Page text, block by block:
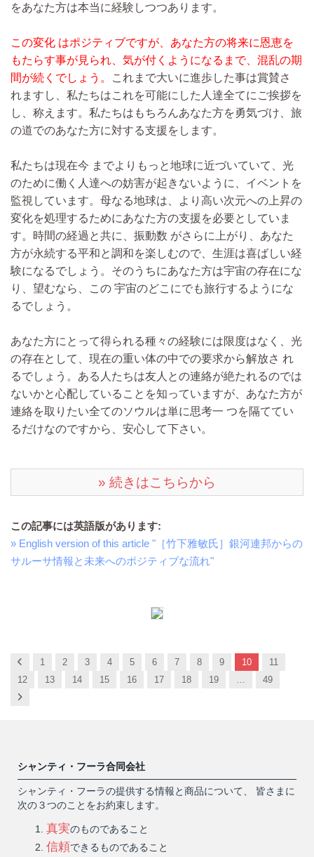
をあなた方は本当に経験しつつあります。
この変化 はポジティブですが、あなた方の将来に恩恵を
もたらす事が見られ、気が付くようになるまで、混乱の期
間が続くでしょう。
これまで大いに進歩した事は賞賛さ
れますし、私たちはこれを可能にした人達全てにご挨拶を
し、称えます。私たちはもちろんあなた方を勇気づけ、旅
の道でのあなた方に対する支援をします。
私たちは現在今 までよりもっと地球に近づいていて、光
のために働く人達への妨害が起きないように、イベントを
監視しています。母なる地球は、より高い次元への上昇の
変化を処理するためにあなた方の支援を必要としていま
す。時間の経過と共に、振動数 がさらに上がり、あなた
方が永続する平和と調和を楽しむので、生涯は喜ばしい経
験になるでしょう。そのうちにあなた方は宇宙の存在にな
り、望むなら、この 宇宙のどこにでも旅行するようにな
るでしょう。
あなた方にとって得られる種々の経験には限度はなく、光
の存在として、現在の重い体の中での要求から解放さ れ
るでしょう。ある人たちは友人との連絡が絶たれるのでは
ないかと心配していることを知っていますが、あなた方が
連絡を取りたい全てのソウルは単に思考一 つを隔ててい
るだけなのですから、安心して下さい。
» 続きはこちらから
この記事には英語版があります:
» English version of this article "［竹下雅敏氏］銀河連邦からの
サルーサ情報と未来へのポジティブな流れ"
Previous
1 2 3 4 5 6 7 8 9 10
11
12
13 14 15 16 17 18 19
49
Next
シャンティ・フーラ合同会社
シャンティ・フーラの提供する情報と商品について、 皆さまに
次の３つのことをお約束します。
真実のものであること
信頼できるものであること